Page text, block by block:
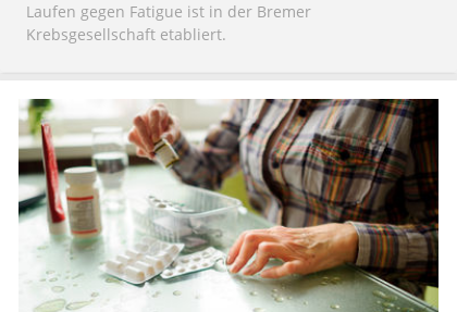
Laufen gegen Fatigue ist in der Bremer
Krebsgesellschaft etabliert.